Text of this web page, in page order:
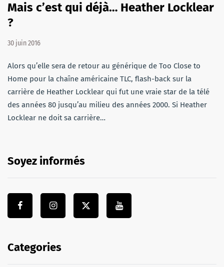
Mais c’est qui déjà… Heather Locklear
?
30 juin 2016
Alors qu’elle sera de retour au générique de Too Close to
Home pour la chaîne américaine TLC, flash-back sur la
carrière de Heather Locklear qui fut une vraie star de la télé
des années 80 jusqu’au milieu des années 2000. Si Heather
Locklear ne doit sa carrière…
Soyez informés
Categories